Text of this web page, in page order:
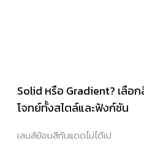
Solid หรือ Gradient? เลือ
โจทย์ทั้งสไตล์และฟังก์ชัน
เลนส์ย้อมสีกันแดดไม่ได้เป